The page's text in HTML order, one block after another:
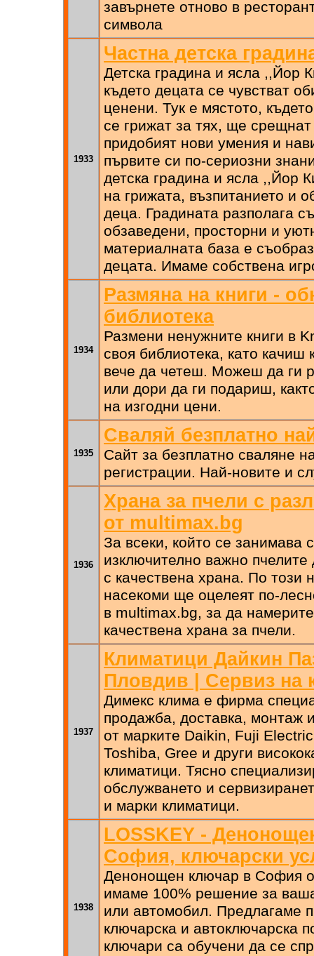
завърнете отново в
символа
1933
Частна детска
Детска градина и ясла ,,Йор
където децата се чувстват
ценени. Тук е мястото,
се грижат за тях, ще
придобият нови умения и
първите си по-сериозни
детска градина и ясла ,,Йор
на грижата, възпитанието и
деца. Градината разполага
обзаведени, просторни и
материалната база е
децата. Имаме собствена
1934
Размяна на книги -
библиотека
Размени ненужните книги в
своя библиотека, като качиш
вече да четеш. Можеш да ги
или дори да ги подариш,
на изгодни цени.
1935
Сваляй безплатно
Сайт за безплатно сваляне
регистрации. Най-новите и
1936
Храна за пчели с
от multimax.bg
За всеки, който се занимава
изключително важно
с качествена храна. По този
насекоми ще оцелеят по-
в multimax.bg, за да
качествена храна за пчели.
1937
Климатици Дайкин
Пловдив | Сервиз на
Димекс клима е фирма
продажба, доставка, монтаж
от марките Daikin, Fuji
Toshiba, Gree и други
климатици. Тясно
обслужването и
и марки климатици.
1938
LOSSKEY -
София, ключарски
Денонощен ключар в София
имаме 100% решение за
или автомобил. Предлагаме
ключарска и автоключарска
ключари са обучени да се